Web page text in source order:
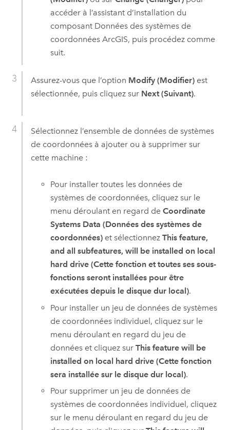
accéder à l’assistant d’installation du
composant Données des systèmes de
coordonnées ArcGIS, puis procédez comme
suit.
Assurez-vous que l’option Modify (Modifier)est
sélectionnée, puis cliquez sur Next (Suivant).
Sélectionnez l’ensemble de données de systèmes
de coordonnées à ajouter ou à supprimer sur
cette machine :
Pour installer toutes les données de
systèmes de coordonnées, cliquez sur le
menu déroulant en regard deCoordinate
Systems Data (Données des systèmes de
coordonnées) et sélectionnezThis feature,
and all subfeatures, will be installed on local
hard drive (Cette fonction et toutes ses sous-
fonctions seront installées pour être
exécutées depuis le disque dur local).
Pour installer un jeu de données de systèmes
de coordonnées individuel, cliquez sur le
menu déroulant en regard du jeu de
données et cliquez surThis feature will be
installed on local hard drive (Cette fonction
sera installée sur le disque dur local).
Pour supprimer un jeu de données de
systèmes de coordonnées individuel, cliquez
sur le menu déroulant en regard du jeu de